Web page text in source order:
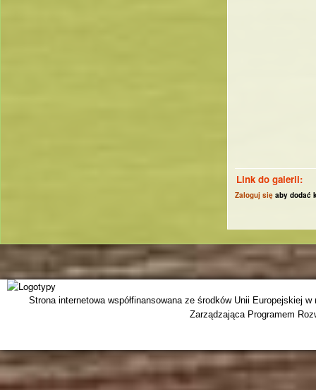
Link do galerii:
Zaloguj się aby dodać
Strona internetowa współfinansowana ze środków Unii Europejskiej
Zarządzająca Programem